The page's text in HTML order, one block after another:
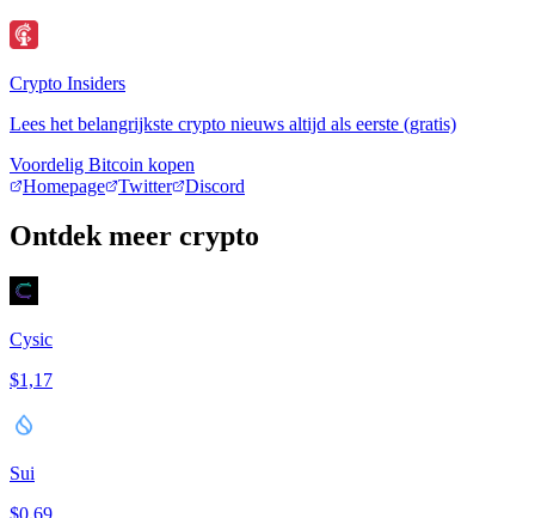
Crypto Insiders
Lees het belangrijkste crypto nieuws altijd als eerste (gratis)
Voordelig Bitcoin kopen
Homepage
Twitter Discord
Ontdek meer crypto
Cysic
$1,17
Sui